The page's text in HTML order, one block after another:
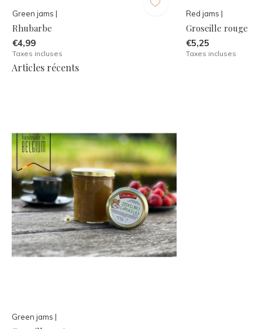
Green jams |
Rhubarbe
€4,99
Taxes incluses
Red jams |
Groseille rouge
€5,25
Taxes incluses
Articles récents
Green jams |